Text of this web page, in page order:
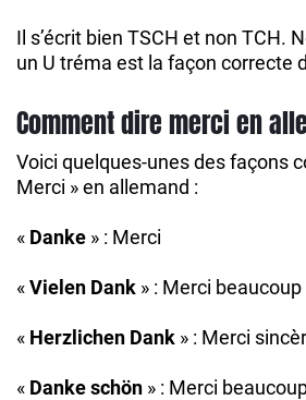
Il s’écrit bien TSCH et non TCH.
un U tréma est la façon correcte
Comment dire merci en
Voici quelques-unes des façons
Merci » en allemand :
« Danke » : Merci
«Vielen Dank » : Merci beaucoup
« Herzlichen Dank » : Merci
« Danke schön » : Merci